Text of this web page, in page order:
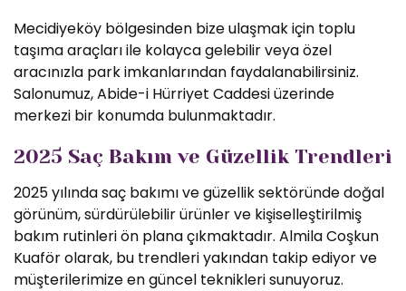
Mecidiyeköy bölgesinden bize ulaşmak için toplu
taşıma araçları ile kolayca gelebilir veya özel
aracınızla park imkanlarından faydalanabilirsiniz.
Salonumuz, Abide-i Hürriyet Caddesi üzerinde
merkezi bir konumda bulunmaktadır.
2025 Saç Bakım ve Güzellik Trendleri
2025 yılında saç bakımı ve güzellik sektöründe doğal
görünüm, sürdürülebilir ürünler ve kişiselleştirilmiş
bakım rutinleri ön plana çıkmaktadır. Almila Coşkun
Kuaför olarak, bu trendleri yakından takip ediyor ve
müşterilerimize en güncel teknikleri sunuyoruz.